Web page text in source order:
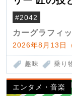
界観
#2042
カーグラフィ
2026年8月13日
趣味 乗り
エンタメ・音楽